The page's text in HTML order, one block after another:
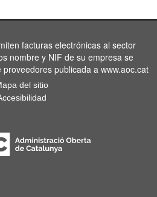
facturas electrónicas al sector
nombre y NIF de su empresa se
publicada a www.aoc.cat
del sitio